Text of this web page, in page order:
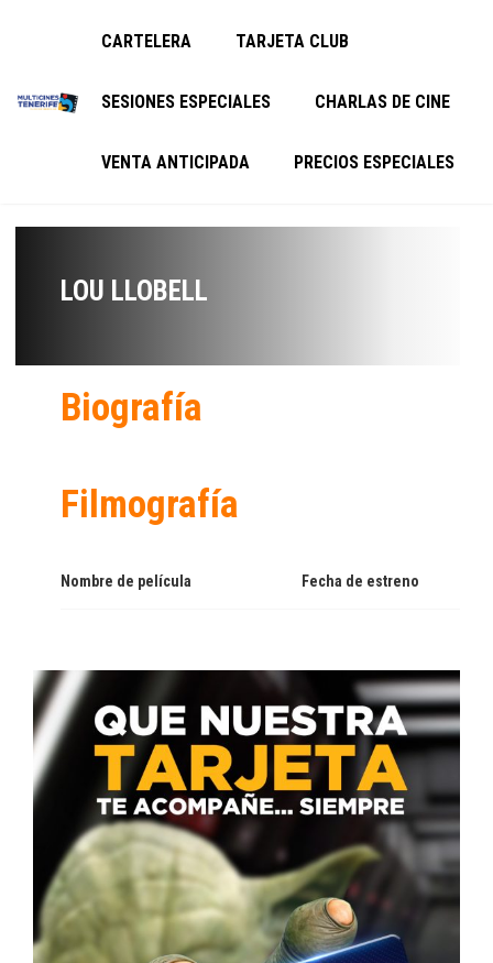
CARTELERA TARJETA CLUB
SESIONES ESPECIALES CHARLAS DE CINE
VENTA ANTICIPADA PRECIOS ESPECIALES
LOU LLOBELL
Biografía
Filmografía
Nombre de película Fecha de estreno